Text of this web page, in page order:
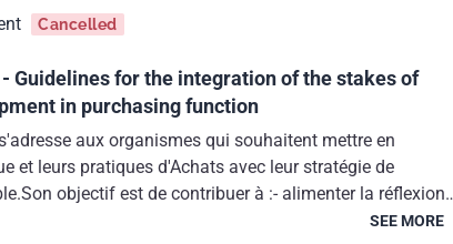
Cancelled
Guidelines for the integration of the stakes of
in purchasing function
aux organismes qui souhaitent mettre en
et leurs pratiques d'Achats avec leur stratégie de
objectif est de contribuer à :- alimenter la réflexion
des principes de Développement Durable dans leSEE MORE